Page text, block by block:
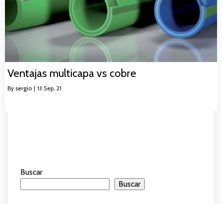
Ventajas multicapa vs cobre
By sergio | 13 Sep, 21
Buscar
Buscar